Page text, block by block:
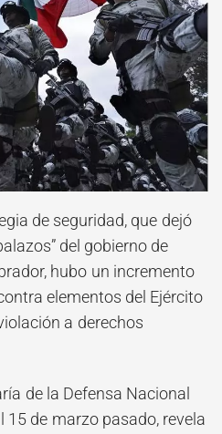
de seguridad, que dejó
del gobierno de
hubo un incremento
elementos del Ejército
a derechos
de la Defensa Nacional
15 de marzo pasado, revela